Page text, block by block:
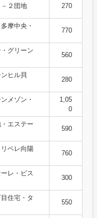
２団地 270
摩中央・
770
グリーン
560
ヒル貝
280
メゾン・
1,05
0
エステー
590
ベレ向陽
760
レ・ビス
300
住宅・タ
550